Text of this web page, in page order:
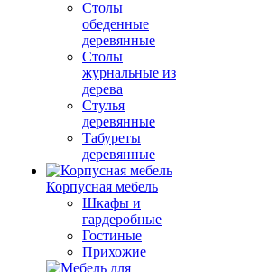
Столы
обеденные
деревянные
Столы
журнальные из
дерева
Стулья
деревянные
Табуреты
деревянные
Корпусная мебель
Шкафы и
гардеробные
Гостиные
Прихожие